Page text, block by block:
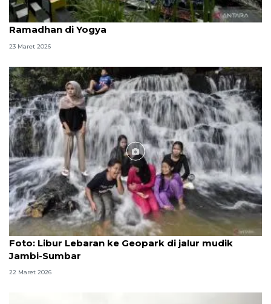
Jalur pansela, antara lanskap pesisir dan denyut
Ramadhan di Yogya
23 Maret 2026
Foto
Foto: Libur Lebaran ke Geopark di jalur mudik
Jambi-Sumbar
22 Maret 2026